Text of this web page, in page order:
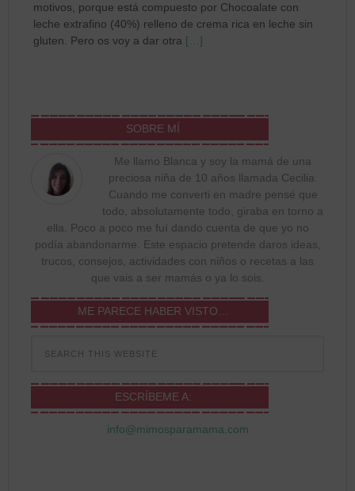
motivos, porque está compuesto por Chocoalate con
leche extrafino (40%) relleno de crema rica en leche sin
gluten. Pero os voy a dar otra […]
SOBRE MÍ
Me llamo Blanca y soy la mamá de una
preciosa niña de 10 años llamada Cecilia.
Cuando me converti en madre pensé que
todo, absolutamente todo, giraba en torno a
ella. Poco a poco me fuí dando cuenta de que yo no
podía abandonarme. Este espacio pretende daros ideas,
trucos, consejos, actividades con niños o recetas a las
que vais a ser mamás o ya lo sois.
ME PARECE HABER VISTO…
ESCRÍBEME A:
info@mimosparamama.com